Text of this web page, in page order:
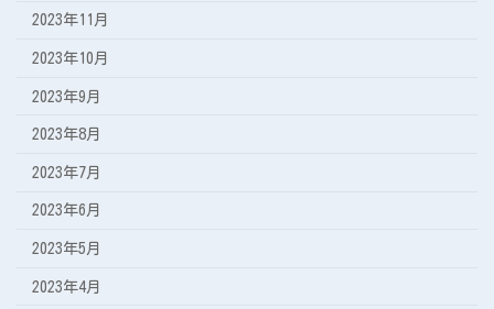
2023年11月
2023年10月
2023年9月
2023年8月
2023年7月
2023年6月
2023年5月
2023年4月